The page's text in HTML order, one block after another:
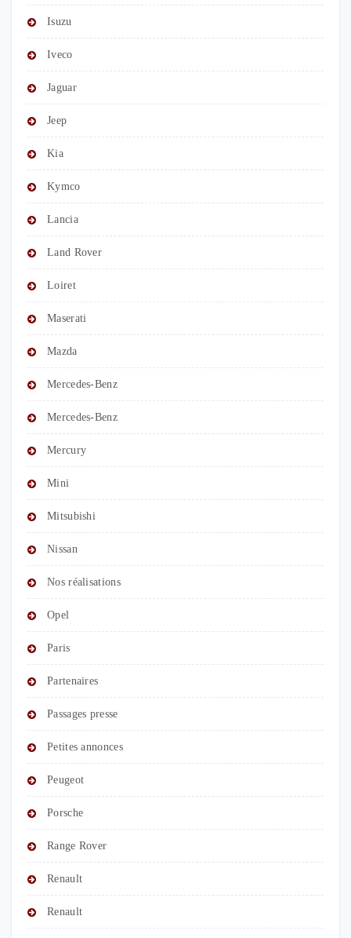
Isuzu
Iveco
Jaguar
Jeep
Kia
Kymco
Lancia
Land Rover
Loiret
Maserati
Mazda
Mercedes-Benz
Mercedes-Benz
Mercury
Mini
Mitsubishi
Nissan
Nos réalisations
Opel
Paris
Partenaires
Passages presse
Petites annonces
Peugeot
Porsche
Range Rover
Renault
Renault